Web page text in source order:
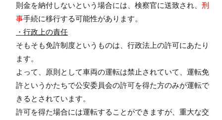
則金を納付しないという場合には、検察官に送致され、 刑
事手続に移行する可能性があります。
・行政上の責任
そもそも免許制度というものは、行政法上の許可にあたり
ます。
よって、原則として車両の運転は禁止されていて、運転免
許というかたちで公安委員会の許可を得た方のみが運転で
きるとされています。
許可を得た場合には運転することができますが、重大な交